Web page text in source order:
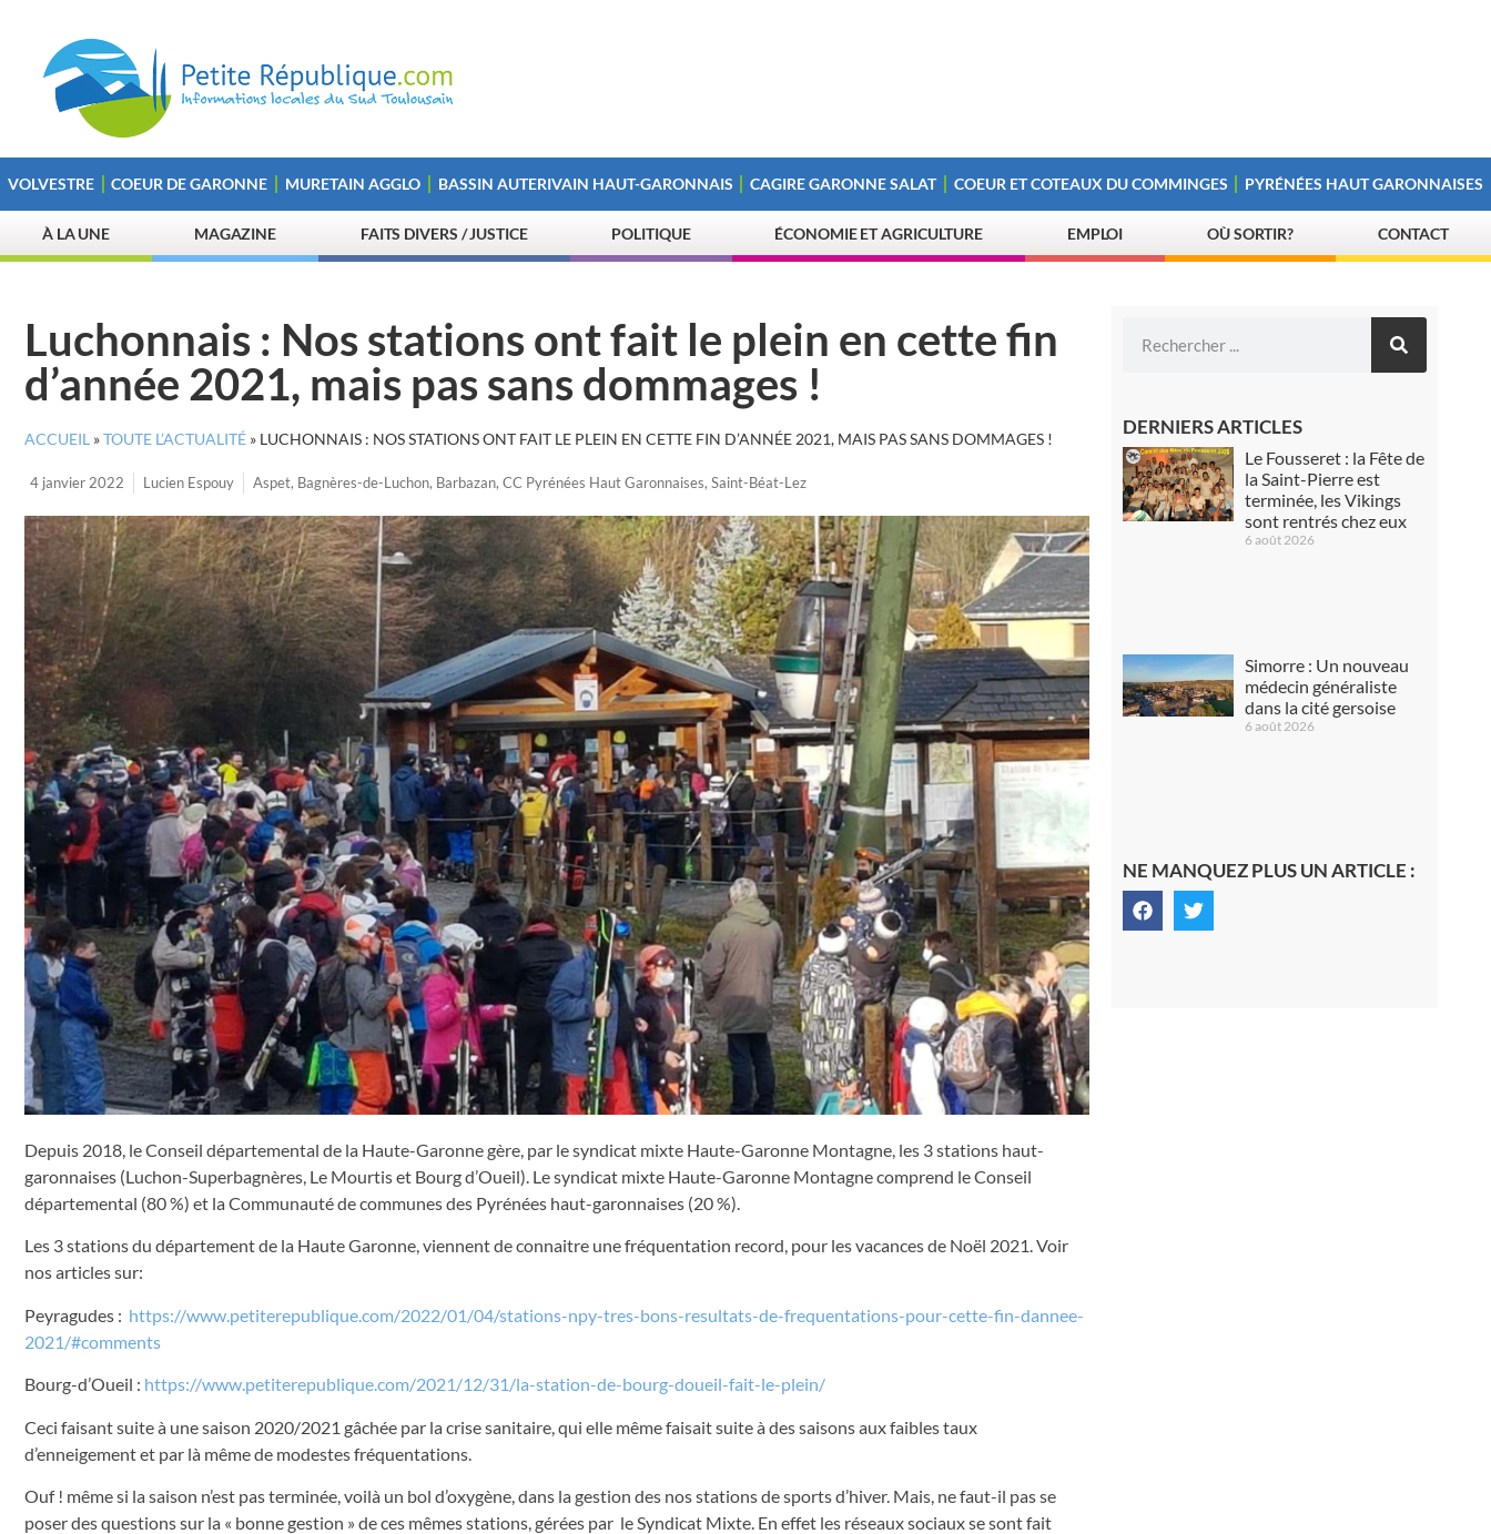
VOLVESTRE COEUR DE GARONNE MURETAIN AGGLO BASSIN AUTERIVAIN HAUT-GARONNAIS CAGIRE GARONNE SALAT COEUR ET COTEAUX DU COMMINGES PYRÉNÉES HAUT GARONNAISES
À LA UNE MAGAZINE FAITS DIVERS / JUSTICE POLITIQUE ÉCONOMIE ET AGRICULTURE EMPLOI OÙ SORTIR? CONTACT
Luchonnais : Nos stations ont fait le plein en cette fin
d’année 2021, mais pas sans dommages !
ACCUEIL »TOUTE L’ACTUALITÉ » LUCHONNAIS : NOS STATIONS ONT FAIT LE PLEIN EN CETTE FIN D’ANNÉE 2021, MAIS PAS SANS DOMMAGES !
4 janvier 2022 Lucien Espouy Aspet, Bagnères-de-Luchon, Barbazan, CC Pyrénées Haut Garonnaises, Saint-Béat-Lez
Depuis 2018, le Conseil départemental de la Haute-Garonne gère, par le syndicat mixte Haute-Garonne Montagne, les 3 stations haut-
garonnaises (Luchon-Superbagnères, Le Mourtis et Bourg d’Oueil). Le syndicat mixte Haute-Garonne Montagne comprend le Conseil
départemental (80 %) et la Communauté de communes des Pyrénées haut-garonnaises (20 %).
Les 3 stations du département de la Haute Garonne, viennent de connaitre une fréquentation record, pour les vacances de Noël 2021. Voir
nos articles sur:
Peyragudes : https://www.petiterepublique.com/2022/01/04/stations-npy-tres-bons-resultats-de-frequentations-pour-cette-fin-dannee-
2021/#comments
Bourg-d’Oueil : https://www.petiterepublique.com/2021/12/31/la-station-de-bourg-doueil-fait-le-plein/
Ceci faisant suite à une saison 2020/2021 gâchée par la crise sanitaire, qui elle même faisait suite à des saisons aux faibles taux
d’enneigement et par là même de modestes fréquentations.
Ouf ! même si la saison n’est pas terminée, voilà un bol d’oxygène, dans la gestion des nos stations de sports d’hiver. Mais, ne faut-il pas se
poser des questions sur la « bonne gestion » de ces mêmes stations, gérées par le Syndicat Mixte. En effet les réseaux sociaux se sont fait
DERNIERS ARTICLES
Le Fousseret : la Fête de
la Saint-Pierre est
terminée, les Vikings
sont rentrés chez eux
6 août 2026
Simorre : Un nouveau
médecin généraliste
dans la cité gersoise
6 août 2026
NE MANQUEZ PLUS UN ARTICLE :